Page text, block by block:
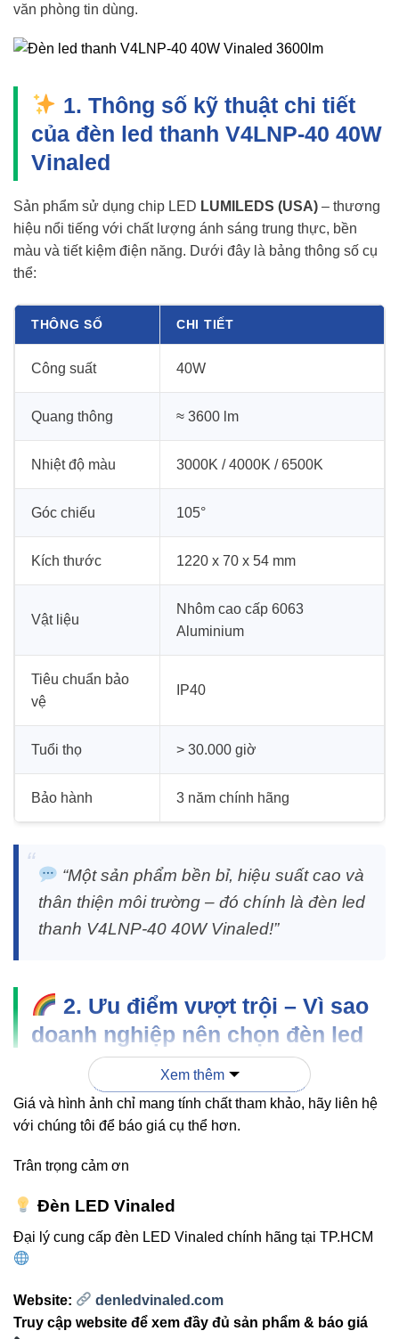
văn phòng tin dùng.
1. Thông số kỹ thuật chi tiết
của đèn led thanh V4LNP-40 40W
Vinaled
Sản phẩm sử dụng chip LED LUMILEDS (USA) – thương
hiệu nổi tiếng với chất lượng ánh sáng trung thực, bền
màu và tiết kiệm điện năng. Dưới đây là bảng thông số cụ
thể:
THÔNG SỐ CHI TIẾT
Công suất 40W
Quang thông ≈ 3600 lm
Nhiệt độ màu 3000K / 4000K / 6500K
Góc chiếu 105°
Kích thước 1220 x 70 x 54 mm
Vật liệu
Nhôm cao cấp 6063
Aluminium
Tiêu chuẩn bảo
vệ
IP40
Tuổi thọ > 30.000 giờ
Bảo hành 3 năm chính hãng
“Một sản phẩm bền bỉ, hiệu suất cao và
thân thiện môi trường – đó chính là đèn led
thanh V4LNP-40 40W Vinaled!”
2. Ưu điểm vượt trội – Vì sao
doanh nghiệp nên chọn đèn led
thanh V4LNP-40?
Ánh sáng trung thực: Sử dụng chip LED
LUMILEDS giúp ánh sáng rõ nét, không chói, không
tản nhiệt nhanh, tăng tuổi thọ đèn.
Tiết kiệm điện năng: Giảm đến 60% điện năng
Thân thiện môi trường
không phát tia UV, an toàn cho sức khỏe.
Xem thêm
Giá và hình ảnh chỉ mang tính chất tham khảo, hãy liên hệ
với chúng tôi để báo giá cụ thể hơn.
Trân trọng cảm ơn
Đèn LED Vinaled
Đại lý cung cấp đèn LED Vinaled chính hãng tại TP.HCM
Website:
denledvinaled.com
Truy cập website để xem đầy đủ sản phẩm & báo giá